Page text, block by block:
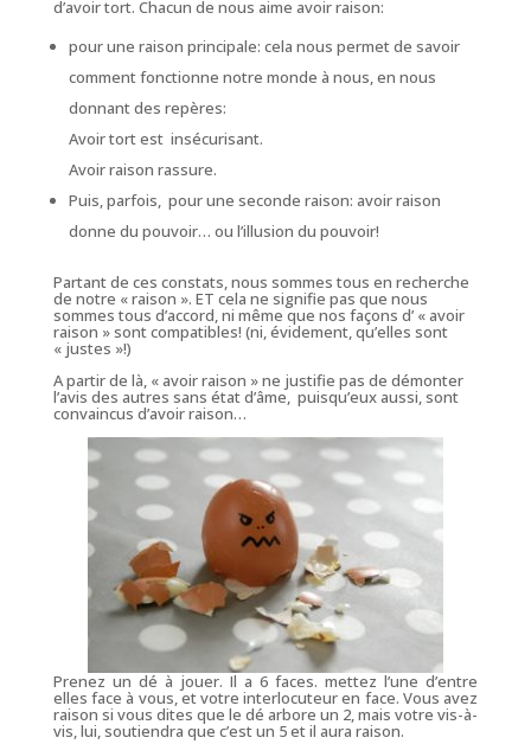
d’avoir tort. Chacun de nous aime avoir raison:
pour une raison principale: cela nous permet de savoir
comment fonctionne notre monde à nous, en nous
donnant des repères:
Avoir tort est insécurisant.
Avoir raison rassure.
Puis, parfois, pour une seconde raison: avoir raison
donne du pouvoir… ou l’illusion du pouvoir!
Partant de ces constats, nous sommes tous en recherche
de notre « raison ». ET cela ne signifie pas que nous
sommes tous d’accord, ni même que nos façons d’ « avoir
raison » sont compatibles! (ni, évidement, qu’elles sont
« justes »!)
A partir de là, « avoir raison » ne justifie pas de démonter
l’avis des autres sans état d’âme, puisqu’eux aussi, sont
convaincus d’avoir raison…
Prenez un dé à jouer. Il a 6 faces. mettez l’une d’entre
elles face à vous, et votre interlocuteur en face. Vous avez
raison si vous dites que le dé arbore un 2, mais votre vis-à-
vis, lui, soutiendra que c’est un 5 et il aura raison.